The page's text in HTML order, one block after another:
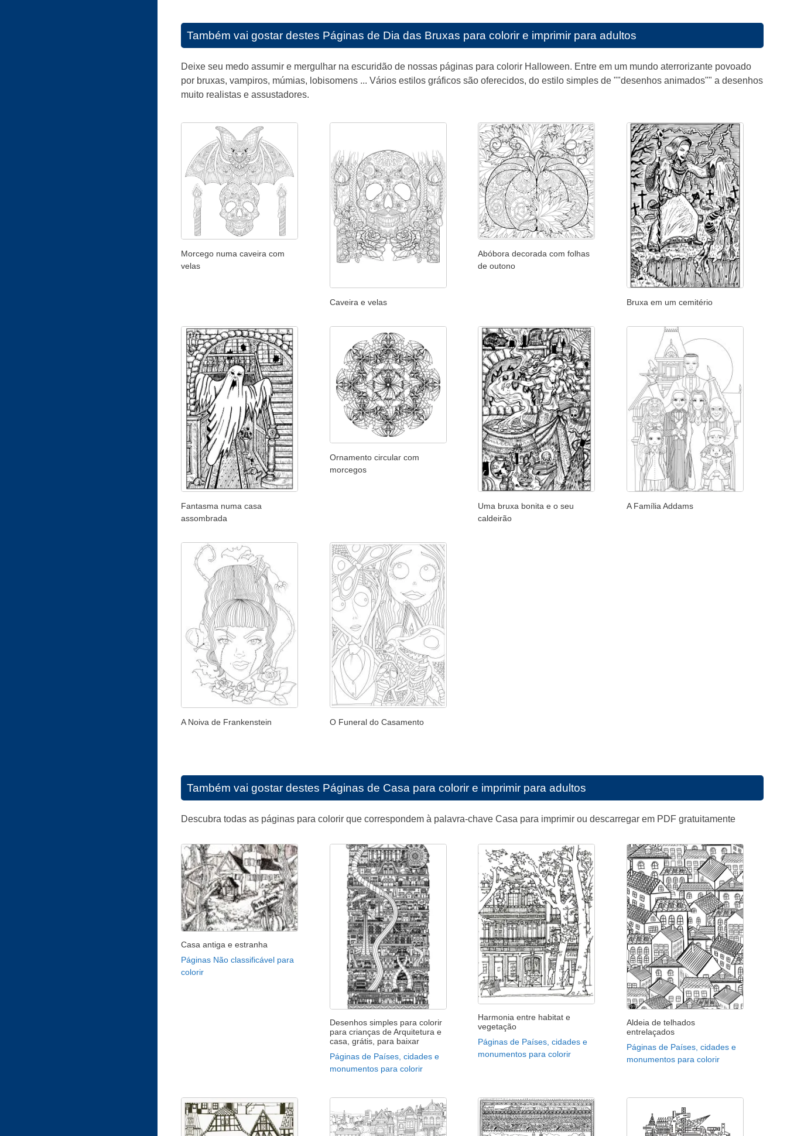
Também vai gostar destes Páginas de Dia das Bruxas para colorir e imprimir para adultos
Deixe seu medo assumir e mergulhar na escuridão de nossas páginas para colorir Halloween. Entre em um mundo aterrorizante povoado
por bruxas, vampiros, múmias, lobisomens ... Vários estilos gráficos são oferecidos, do estilo simples de ""desenhos animados"" a desenhos
muito realistas e assustadores.
Morcego numa caveira com
velas
Caveira e velas
Abóbora decorada com folhas
de outono
Bruxa em um cemitério
Fantasma numa casa
assombrada
Ornamento circular com
morcegos
Uma bruxa bonita e o seu
caldeirão
A Família Addams
A Noiva de Frankenstein O Funeral do Casamento
Também vai gostar destes Páginas de Casa para colorir e imprimir para adultos
Descubra todas as páginas para colorir que correspondem à palavra-chave Casa para imprimir ou descarregar em PDF gratuitamente
Casa antiga e estranha
Páginas Não classificável para
colorir
Desenhos simples para colorir
para crianças de Arquitetura e
casa, grátis, para baixar
Páginas de Países, cidades e
monumentos para colorir
Harmonia entre habitat e
vegetação
Páginas de Países, cidades e
monumentos para colorir
Aldeia de telhados
entrelaçados
Páginas de Países, cidades e
monumentos para colorir